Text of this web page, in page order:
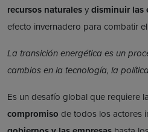
recursos naturalesydisminuir las
efecto invernadero para combatir
La transición energética es un
cambios en la tecnología, la
Es un desafío global que requiere la
compromiso de todos los actores